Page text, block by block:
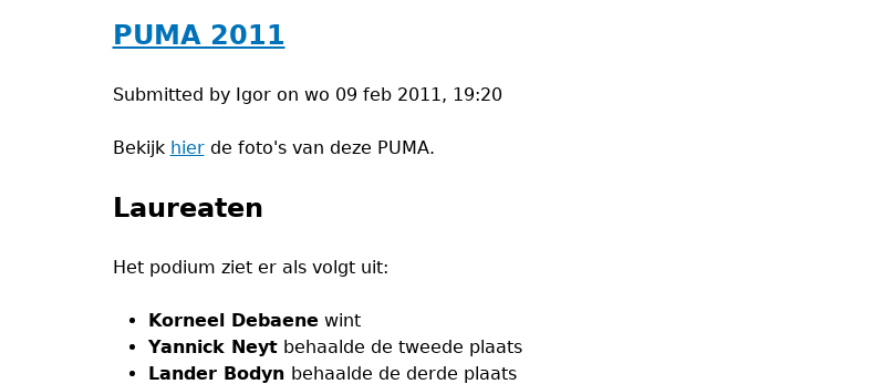
PUMA 2011
Submitted by Igoron wo 09 feb 2011, 19:20
Bekijk hierde foto's van deze PUMA.
Laureaten
Het podium ziet er als volgt uit:
Korneel Debaene wint
Yannick Neytbehaalde de tweede plaats
Lander Bodyn behaalde de derde plaats